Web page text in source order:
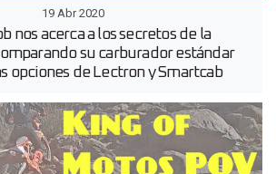
19 Abr 2020
nos acerca a los secretos de la
su carburador estándar
opciones de Lectron y Smartcab